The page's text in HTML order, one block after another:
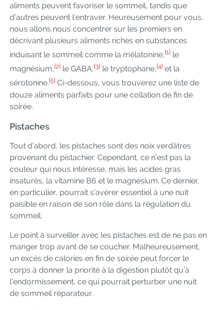
aliments peuvent favoriser le sommeil, tandis que
d’autres peuvent l’entraver. Heureusement pour vous,
nous allons nous concentrer sur les premiers en
décrivant plusieurs aliments riches en substances
induisant le sommeil comme la mélatonine,[1] le
magnésium,[2] le GABA,[3] le tryptophane,[4] et la
sérotonine.[5] Ci-dessous, vous trouverez une liste de
douze aliments parfaits pour une collation de fin de
soirée.
Pistaches
Tout d’abord, les pistaches sont des noix verdâtres
provenant du pistachier. Cependant, ce n’est pas la
couleur qui nous intéresse, mais les acides gras
insaturés, la vitamine B6 et le magnésium. Ce dernier,
en particulier, pourrait s’avérer essentiel à une nuit
paisible en raison de son rôle dans la régulation du
sommeil.
Le point à surveiller avec les pistaches est de ne pas en
manger trop avant de se coucher. Malheureusement,
un excès de calories en fin de soirée peut forcer le
corps à donner la priorité à la digestion plutôt qu’à
l’endormissement, ce qui pourrait perturber une nuit
de sommeil réparateur.